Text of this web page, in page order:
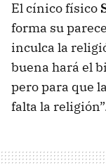
El cínico físico
forma su
inculca la
buena hará el
pero para que
falta la